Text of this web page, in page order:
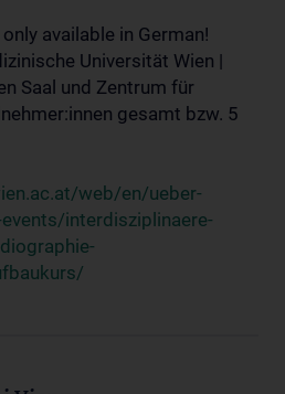
available in German!
Universität Wien |
Saal und Zentrum für
gesamt bzw. 5
web/en/ueber-
interdisziplinaere-